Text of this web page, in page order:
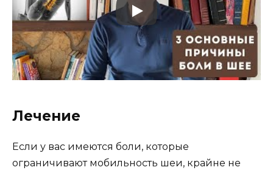
Лечение
Если у вас имеются боли, которые
ограничивают мобильность шеи, крайне не